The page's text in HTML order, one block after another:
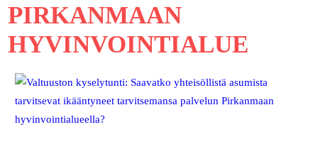
PIRKANMAAN
HYVINVOINTIALUE